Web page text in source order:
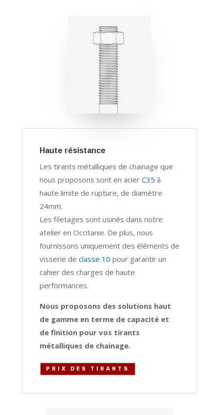
Haute résistance
Les tirants métalliques de chainage que
nous proposons sont en acier C35 à
haute limite de rupture, de diamètre
24mm.
Les filetages sont usinés dans notre
atelier en Occitanie. De plus, nous
fournissons uniquement des éléments de
visserie de classe 10 pour garantir un
cahier des charges de haute
performances.
Nous proposons des solutions haut
de gamme en terme de capacité et
de finition pour vos tirants
métalliques de chainage.
PRIX DES TIRANTS